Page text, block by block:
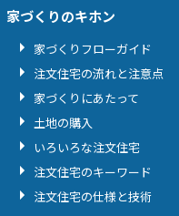
家づくりのキホン
家づくりフローガイド
注文住宅の流れと注意点
家づくりにあたって
土地の購入
いろいろな注文住宅
注文住宅のキーワード
注文住宅の仕様と技術